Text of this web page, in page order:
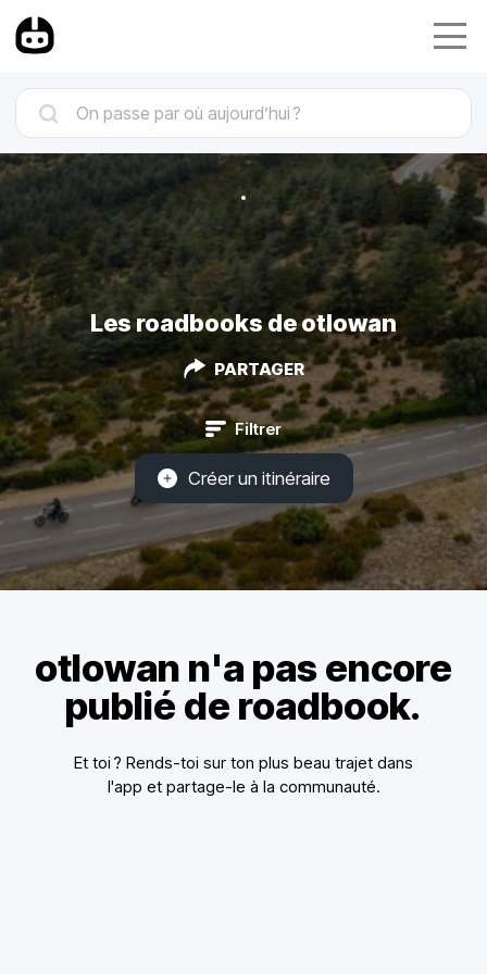
Les roadbooks de otlowan
PARTAGER
Filtrer
Créer un itinéraire
otlowan n'a pas encore
publié de roadbook.
Et toi ? Rends-toi sur ton plus beau trajet dans
l'app et partage-le à la communauté.